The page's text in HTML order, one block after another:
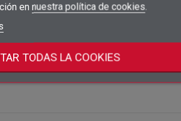
add_circle_outline
Crear nueva lista
Crear lista de deseos
en nuestra política de cookies.
TODAS LA COOKIES
1 rollo rollo